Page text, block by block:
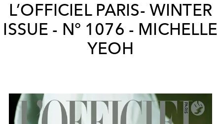
L’OFFICIEL PARIS- WINTER
ISSUE - N° 1076 - MICHELLE
YEOH